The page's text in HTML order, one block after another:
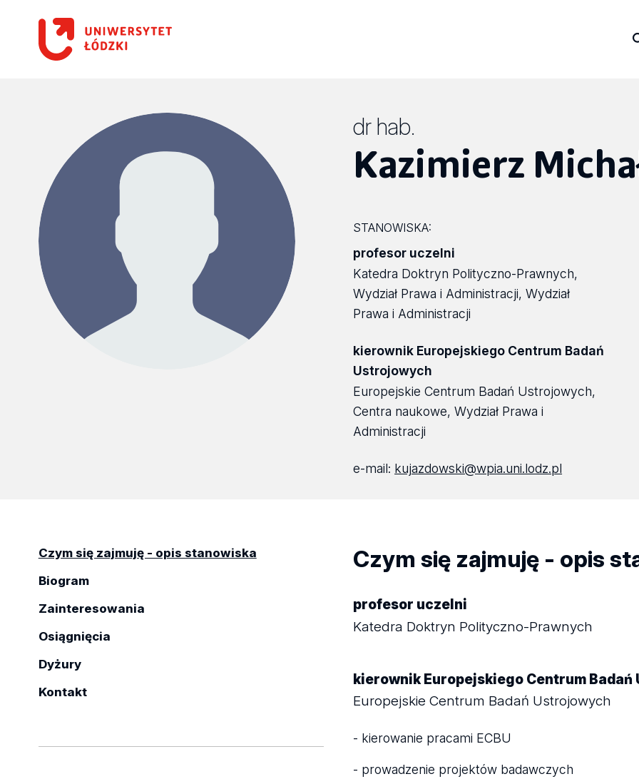
dr hab.
Kazimierz
STANOWISKA:
profesor uczelni
Katedra Doktryn Polityczno-Prawnych,
Wydział Prawa i Administracji, Wydział
Prawa i Administracji
kierownik Europejskiego Centrum Badań
Ustrojowych
Europejskie Centrum Badań Ustrojowych,
Centra naukowe, Wydział Prawa i
Administracji
e-mail: kujazdowski@wpia.uni.lodz.pl
Czym się zajmuję - opis stanowiska
Biogram
Zainteresowania
Osiągnięcia
Dyżury
Kontakt
Czym się zajmuję - opis
profesor uczelni
Katedra Doktryn Polityczno-Prawnych
kierownik Europejskiego Centrum
Europejskie Centrum Badań Ustrojowych
- kierowanie pracami ECBU
- prowadzenie projektów badawczych